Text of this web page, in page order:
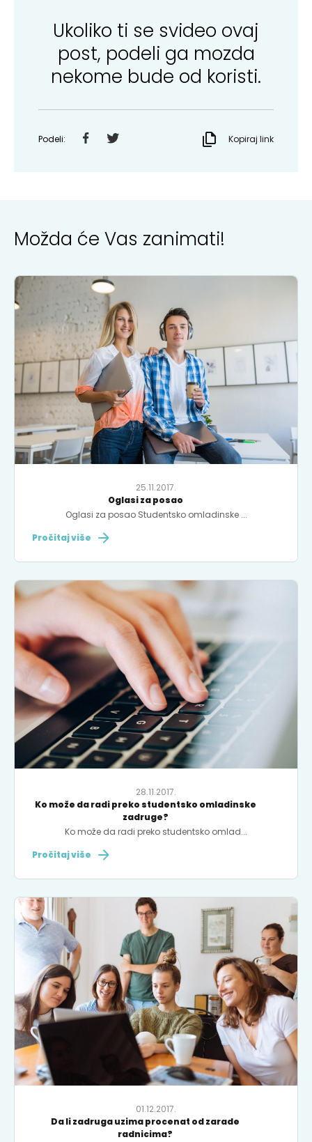
Ukoliko ti se svideo ovaj
post, podeli ga mozda
nekome bude od koristi.
Podeli: Kopiraj link
Možda će Vas zanimati!
25.11.2017.
Oglasi za posao
Oglasi za posao Studentsko omladinske ...
Pročitaj više
28.11.2017.
Ko može da radi preko studentsko omladinske
zadruge?
Ko može da radi preko studentsko omlad...
Pročitaj više
01.12.2017.
Da li zadruga uzima procenat od zarade
radnicima?